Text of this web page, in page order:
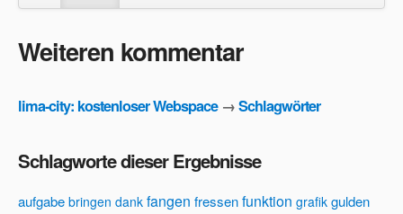
Weiteren kommentar
lima-city: kostenloser Webspace→Schlagwörter
Schlagworte dieser Ergebnisse
aufgabe bringen dank fangen fressenfunktion grafik gulden